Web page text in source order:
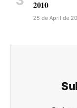
2010
25 de April de